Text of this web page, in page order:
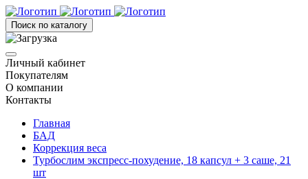
Поиск по каталогу
Личный кабинет
Покупателям
О компании
Контакты
Главная
БАД
Коррекция веса
Турбослим экспресс-похудение, 18 капсул + 3 саше, 21
шт